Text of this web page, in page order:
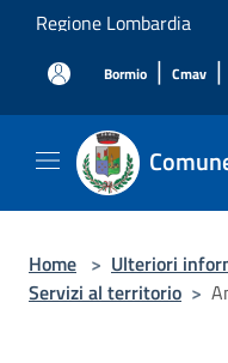
Salta al contenuto principale
Regione Lombardia
Bormio | Cmav |
Home > Ulteriori
Servizi al territorio >